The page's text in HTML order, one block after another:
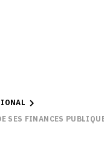
SES FINANCES